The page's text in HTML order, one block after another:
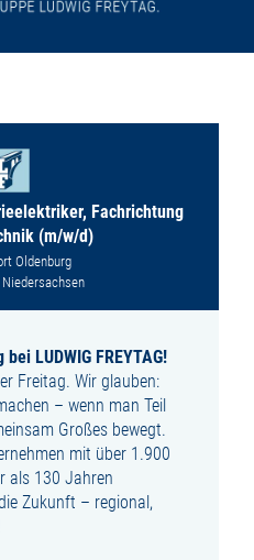
Fachrichtung
(m/w/d)
Oldenburg
LUDWIG FREYTAG!
Freitag. Wir glauben:
– wenn man Teil
Großes bewegt.
mit über 1.900
als 130 Jahren
Zukunft – regional,